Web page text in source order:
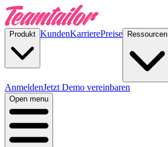
Produkt KundenKarrierePreise Ressourcen
AnmeldenJetzt Demo vereinbaren
Open menu